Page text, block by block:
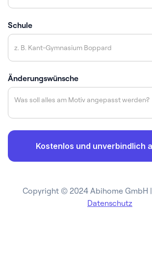
Schule
Änderungswünsche
Copyright © 2024 Abihome GmbH |
Datenschutz